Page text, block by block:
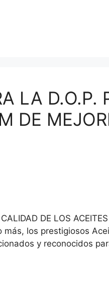
LA D.O.P.
DE
DE LOS
más, los prestigiosos
y reconocidos